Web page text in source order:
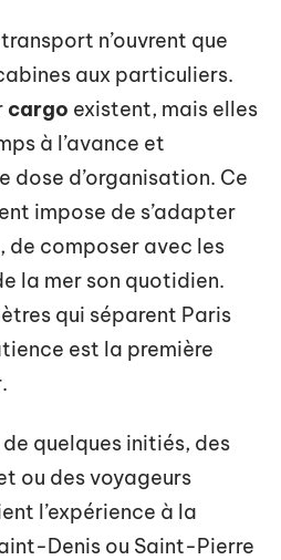
n’ouvrent que
aux particuliers.
cargo existent, mais elles
à l’avance et
dose d’organisation. Ce
impose de s’adapter
de composer avec les
la mer son quotidien.
qui séparent Paris
est la première
quelques initiés, des
ou des voyageurs
l’expérience à la
Denis ou Saint-Pierre